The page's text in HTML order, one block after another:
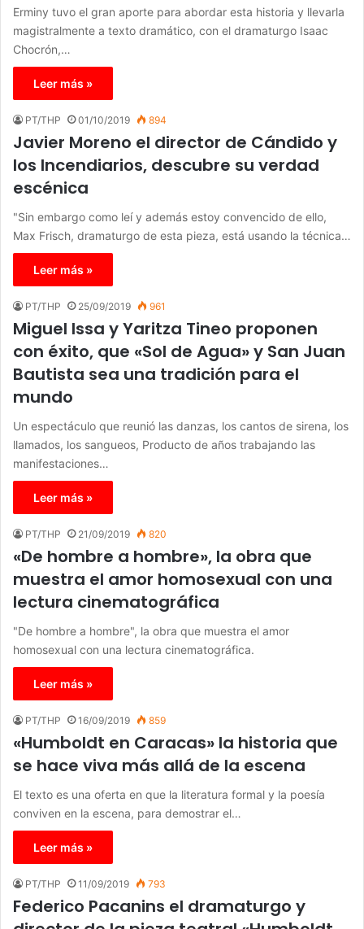
Erminy tuvo el gran aporte para abordar esta historia y llevarla
magistralmente a texto dramático, con el dramaturgo Isaac
Chocrón,…
Leer más »
PT/THP 01/10/2019 894
Javier Moreno el director de Cándido y
los Incendiarios, descubre su verdad
escénica
"Sin embargo como leí y además estoy convencido de ello,
Max Frisch, dramaturgo de esta pieza, está usando la técnica…
Leer más »
PT/THP 25/09/2019 961
Miguel Issa y Yaritza Tineo proponen
con éxito, que «Sol de Agua» y San Juan
Bautista sea una tradición para el
mundo
Un espectáculo que reunió las danzas, los cantos de sirena, los
llamados, los sangueos, Producto de años trabajando las
manifestaciones…
Leer más »
PT/THP 21/09/2019 820
«De hombre a hombre», la obra que
muestra el amor homosexual con una
lectura cinematográfica
"De hombre a hombre", la obra que muestra el amor
homosexual con una lectura cinematográfica.
Leer más »
PT/THP 16/09/2019 859
«Humboldt en Caracas» la historia que
se hace viva más allá de la escena
El texto es una oferta en que la literatura formal y la poesía
conviven en la escena, para demostrar el…
Leer más »
PT/THP 11/09/2019 793
Federico Pacanins el dramaturgo y